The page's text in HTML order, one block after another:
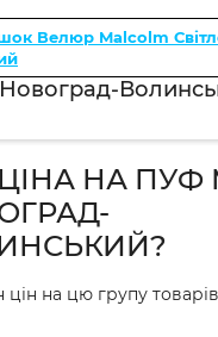
Велюр Malcolm
НА ПУФ
цін на цю групу